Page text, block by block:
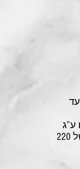
ע”ג
תבנית עם נייר אפייה, מזליפים מעליהם שמן זית, מפזרים טימין טרי וצולים בתנור שחומם מראש לחום של 220